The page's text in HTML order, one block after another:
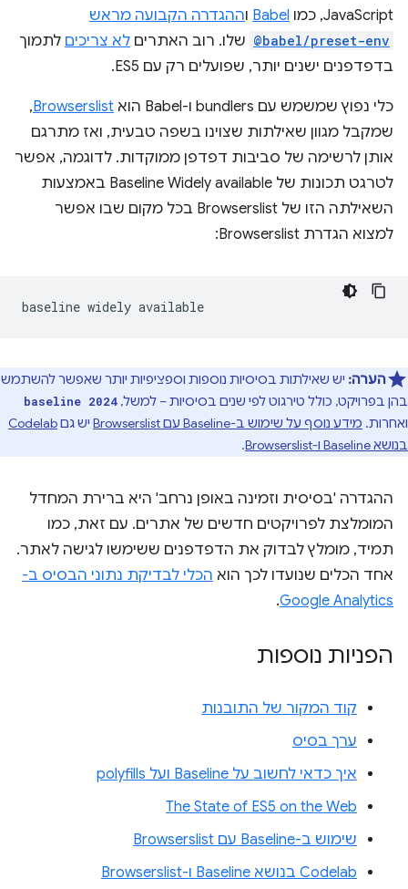
JavaScript, כמו
Babel וההגדרה הקבועה מראש
@babel/preset-env שלו. רוב האתרים לא צריכים לתמוך
בדפדפנים ישנים יותר, שפועלים רק עם ES5.
כלי נפוץ שמשמש עם bundlers ו-Babel הוא Browserslist
,
שמקבל מגוון שאילתות שצוינו בשפה טבעית, ואז מתרגם
אותן לרשימה של סביבות דפדפן ממוקדות. לדוגמה, אפשר
לטרגט תכונות של Baseline Widely available באמצעות
השאילתה הזו של Browserslist בכל מקום שבו אפשר
למצוא הגדרת Browserslist:
הערה: יש שאילתות בסיסיות נוספות וספציפיות יותר שאפשר להשתמש
בהן בפרויקט, כולל טירגוט לפי שנים בסיסיות – למשל, baseline 2024
ואחרות. מידע נוסף על שימוש ב-Baseline עם Browserslist יש גםCodelab
בנושא Baseline ו-Browserslist
.
ההגדרה 'בסיסית וזמינה באופן נרחב' היא ברירת המחדל
המומלצת לפרויקטים חדשים של אתרים. עם זאת, כמו
תמיד, מומלץ לבדוק את הדפדפנים ששימשו לגישה לאתר.
אחד הכלים שנועדו לכך הוא הכלי לבדיקת נתוני הבסיס ב-
Google Analytics
.
הפניות נוספות
קוד המקור של התובנות
ערך בסיס
איך כדאי לחשוב על Baseline ועל polyfills
The State of ES5 on the Web
שימוש ב-Baseline עם Browserslist
Codelab בנושא Baseline ו-Browserslist